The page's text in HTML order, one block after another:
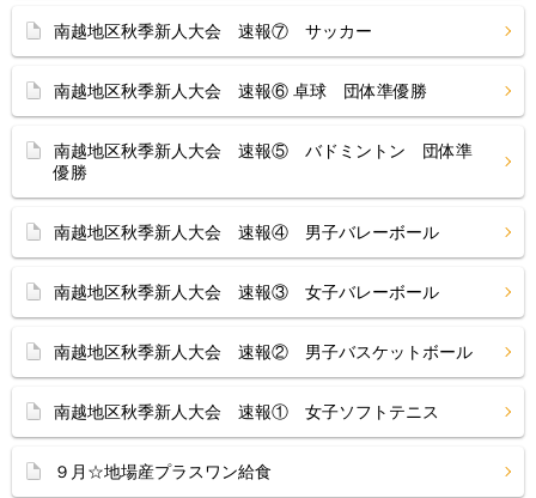
南越地区秋季新人大会 速報⑦ サッカー
南越地区秋季新人大会 速報⑥ 卓球 団体準優勝
南越地区秋季新人大会 速報⑤ バドミントン 団体準
優勝
南越地区秋季新人大会 速報④ 男子バレーボール
南越地区秋季新人大会 速報③ 女子バレーボール
南越地区秋季新人大会 速報② 男子バスケットボール
南越地区秋季新人大会 速報① 女子ソフトテニス
９月☆地場産プラスワン給食